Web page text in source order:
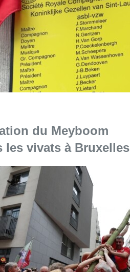
les vivats à Bruxelles
l'article "La 718e plantation du